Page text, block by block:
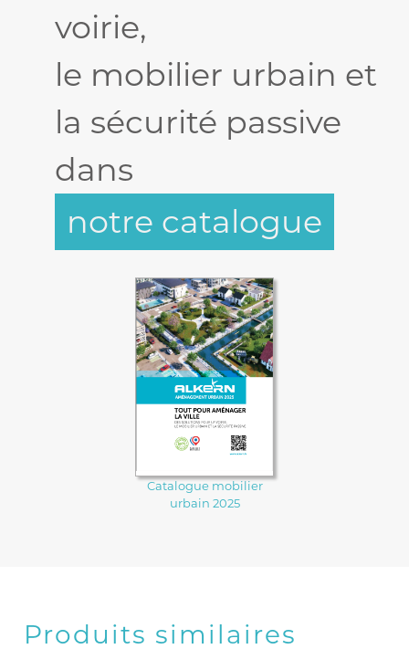
Catalogue mobilier
urbain 2025
voirie,
le mobilier urbain et
la sécurité passive
dans
notre catalogue
Produits similaires